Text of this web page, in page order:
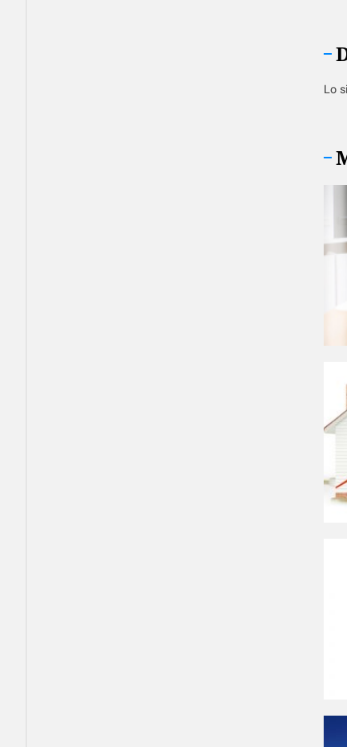
Lo